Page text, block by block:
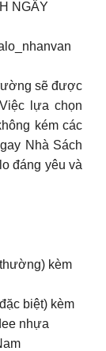
NGÂY
sẽ được
lựa chọn
kém các
Nhà Sách
đáng yêu và
kèm
biệt) kèm
nhựa